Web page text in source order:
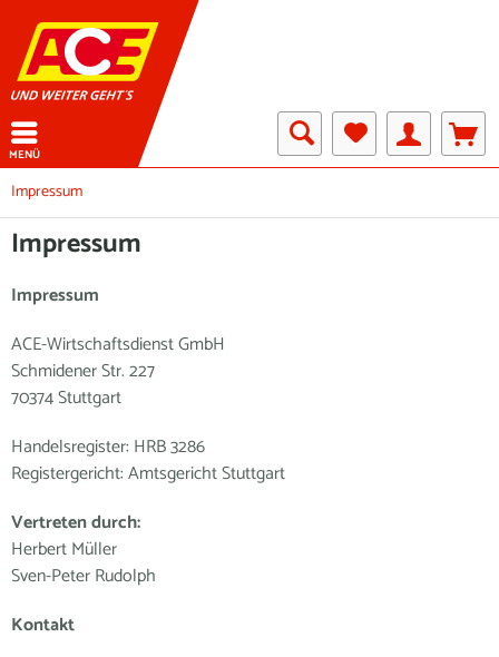
MENÜ
Impressum
Impressum
Impressum
ACE-Wirtschaftsdienst GmbH
Schmidener Str. 227
70374 Stuttgart
Handelsregister: HRB 3286
Registergericht: Amtsgericht Stuttgart
Vertreten durch:
Herbert Müller
Sven-Peter Rudolph
Kontakt